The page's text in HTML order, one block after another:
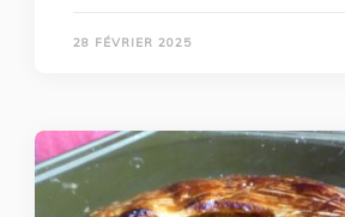
28 FÉVRIER 2025